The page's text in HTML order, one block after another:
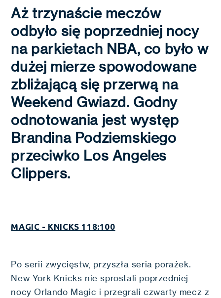
Aż trzynaście meczów
odbyło się poprzedniej nocy
na parkietach NBA, co było w
dużej mierze spowodowane
zbliżającą się przerwą na
Weekend Gwiazd. Godny
odnotowania jest występ
Brandina Podziemskiego
przeciwko Los Angeles
Clippers.
MAGIC - KNICKS 118:100
Po serii zwycięstw, przyszła seria porażek.
New York Knicks nie sprostali poprzedniej
nocy Orlando Magic i przegrali czwarty mecz z